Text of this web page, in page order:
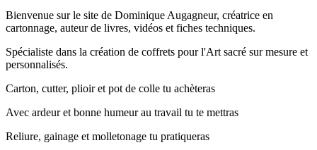
Bienvenue sur le site de Dominique Augagneur, créatrice en
cartonnage, auteur de livres, vidéos et fiches techniques.
Spécialiste dans la création de coffrets pour l'Art sacré sur mesure et
personnalisés.
Carton, cutter, plioir et pot de colle tu achèteras
Avec ardeur et bonne humeur au travail tu te mettras
Reliure, gainage et molletonage tu pratiqueras